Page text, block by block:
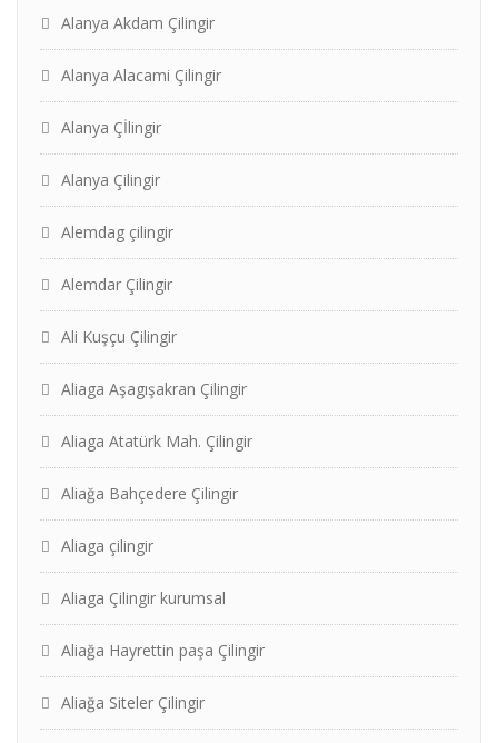
Alanya Akdam Çilingir
Alanya Alacami Çilingir
Alanya Çİlingir
Alanya Çilingir
Alemdag çilingir
Alemdar Çilingir
Ali Kuşçu Çilingir
Aliaga Aşagışakran Çilingir
Aliaga Atatürk Mah. Çilingir
Aliağa Bahçedere Çilingir
Aliaga çilingir
Aliaga Çilingir kurumsal
Aliağa Hayrettin paşa Çilingir
Aliağa Siteler Çilingir